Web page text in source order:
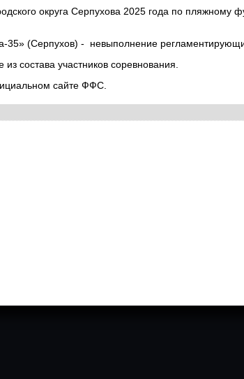
округа Серпухова 2025 года по пляжному
35» (Серпухов) - невыполнение
из состава участников соревнования.
сайте ФФС.